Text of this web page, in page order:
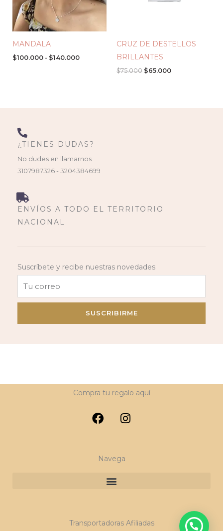
MANDALA
$100.000 - $140.000
CRUZ DE DESTELLOS
BRILLANTES
$75.000 $65.000
¿TIENES DUDAS?
No dudes en llamarnos
3107987326 - 3204384699
ENVÍOS A TODO EL TERRITORIO
NACIONAL
Suscríbete y recibe nuestras novedades
SUSCRIBIRME
Compra tu regalo aquí
F
a
b
I
n
a
Navega
Transportadoras Afiliadas